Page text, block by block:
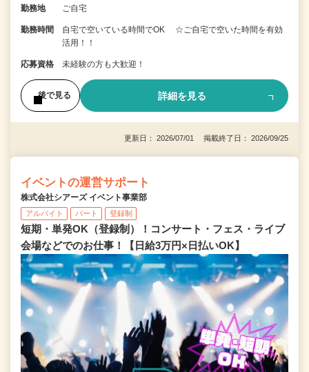
勤務地 ご自宅
勤務時間
自宅で空いている時間でOK ☆ご自宅で空いた時間を有効
活用！！
応募資格 未経験の方も大歓迎！
後で見る 詳細を見る
更新日： 2026/07/01 掲載終了日： 2026/09/25
イベントの運営サポート
株式会社シアーズ イベント事業部
アルバイト パート 登録制
短期・単発OK（登録制）！コンサート・フェス・ライブ
会場などでのお仕事！【日給3万円×日払いOK】